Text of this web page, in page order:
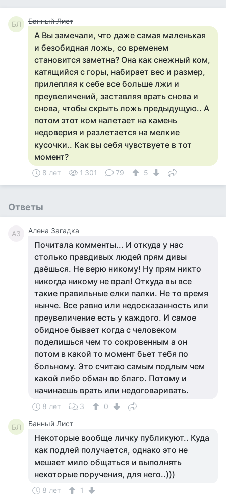
БЛ Банный Лист
А Вы замечали, что даже самая маленькая
и безобидная ложь, со временем
становится заметна? Она как снежный ком,
катящийся с горы, набирает вес и размер,
прилепляя к себе все больше лжи и
преувеличений, заставляя врать снова и
снова, чтобы скрыть ложь предыдущую.. А
потом этот ком налетает на камень
недоверия и разлетается на мелкие
кусочки.. Как вы себя чувствуете в тот
момент?
8 лет 1 301 79 5
Ответы
АЗ Алена Загадка
Почитала комменты... И откуда у нас
столько правдивых людей прям дивы
даёшься. Не верю никому! Ну прям никто
никогда никому не врал! Откуда вы все
такие правильные елки палки. Не то время
нынче. Все равно или недосказанность или
преувеличение есть у каждого. И самое
обидное бывает когда с человеком
поделишься чем то сокровенным а он
потом в какой то момент бьет тебя по
больному. Это считаю самым подлым чем
какой либо обман во благо. Потому и
начинаешь врать или недоговаривать.
8 лет 3 0
БЛ Банный Лист
Некоторые вообще личку публикуют.. Куда
как подлей получается, однако это не
мешает мило общаться и выполнять
некоторые поручения, для него..)))
8 лет 1